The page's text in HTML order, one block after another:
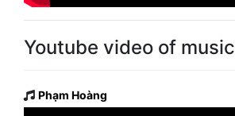
Youtube video of music
Phạm Hoàng